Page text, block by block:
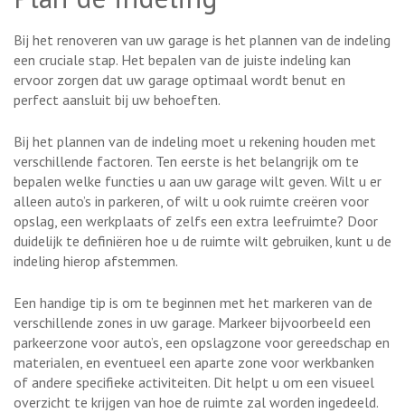
Bij het renoveren van uw garage is het plannen van de indeling
een cruciale stap. Het bepalen van de juiste indeling kan
ervoor zorgen dat uw garage optimaal wordt benut en
perfect aansluit bij uw behoeften.
Bij het plannen van de indeling moet u rekening houden met
verschillende factoren. Ten eerste is het belangrijk om te
bepalen welke functies u aan uw garage wilt geven. Wilt u er
alleen auto’s in parkeren, of wilt u ook ruimte creëren voor
opslag, een werkplaats of zelfs een extra leefruimte? Door
duidelijk te definiëren hoe u de ruimte wilt gebruiken, kunt u de
indeling hierop afstemmen.
Een handige tip is om te beginnen met het markeren van de
verschillende zones in uw garage. Markeer bijvoorbeeld een
parkeerzone voor auto’s, een opslagzone voor gereedschap en
materialen, en eventueel een aparte zone voor werkbanken
of andere specifieke activiteiten. Dit helpt u om een visueel
overzicht te krijgen van hoe de ruimte zal worden ingedeeld.